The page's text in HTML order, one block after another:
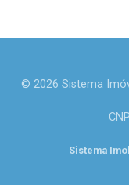
© 2026 Sistema
Sistema